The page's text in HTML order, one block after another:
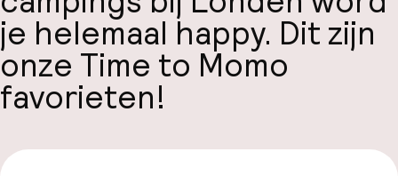
je helemaal happy. Dit zijn
onze Time to Momo
favorieten!